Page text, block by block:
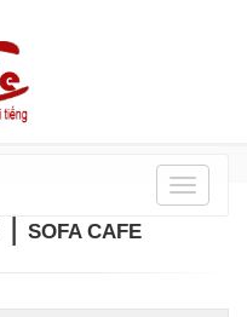
Danh
| SOFA CAFE